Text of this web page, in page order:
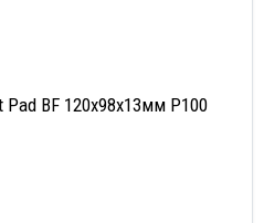
BF 120x98x13мм P100